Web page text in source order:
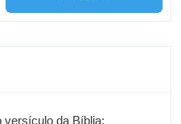
versículo da Bíblia: